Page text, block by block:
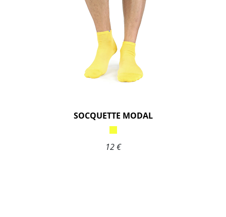
SOCQUETTE MODAL
12 €